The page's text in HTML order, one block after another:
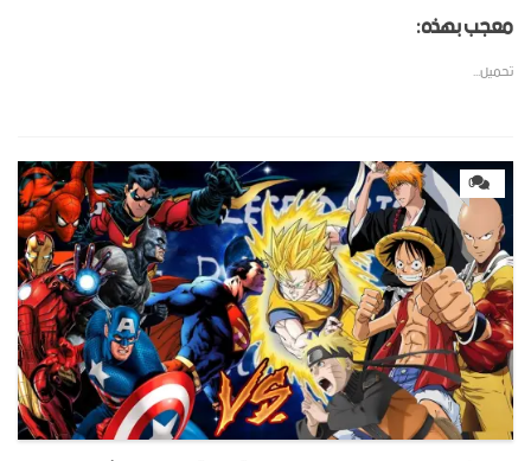
معجب بهذه:
تحميل...
0